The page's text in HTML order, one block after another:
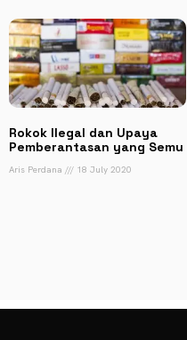
Rokok Ilegal dan Upaya
Pemberantasan yang Semu
Aris Perdana 18 July 2020